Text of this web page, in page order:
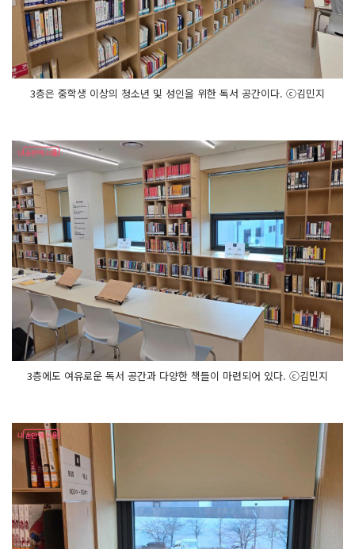
3층은 중학생 이상의 청소년 및 성인을 위한 독서 공간이다. ⓒ김민지
3층에도 여유로운 독서 공간과 다양한 책들이 마련되어 있다. ⓒ김민지